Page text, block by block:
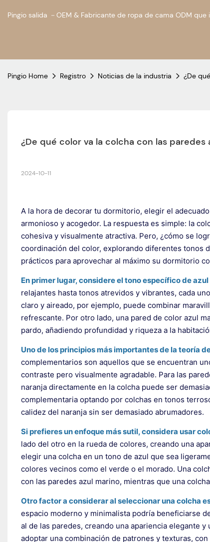
Pingio salida －OEM & Fabricante de ropa de cama ODM
Pingio Home Registro Noticias de la industria ¿De
¿De qué color va la colcha con las paredes
2024-10-11
A la hora de decorar tu dormitorio, elegir el adecuado
armonioso y acogedor. La respuesta es simple: la
cohesiva y visualmente atractiva. Pero, ¿cómo se
coordinación del color, explorando diferentes tonos
prácticos para aprovechar al máximo su dormitorio
En primer lugar, considere el tono específico de
relajantes hasta tonos atrevidos y vibrantes, cada
claro y aireado, por ejemplo, puede combinar
refrescante. Por otro lado, una pared de color azul
pardo, añadiendo profundidad y riqueza a la
Uno de los principios más importantes de la teoría
complementarios son aquellos que se encuentran
contraste pero visualmente agradable. Para las
naranja directamente en la colcha puede ser
complementaria optando por colchas en tonos
calidez del naranja sin ser demasiado abrumadores.
Si prefieres un enfoque más sutil, considera usar
lado del otro en la rueda de colores, creando una
elegir una colcha en un tono de azul que sea
colores vecinos como el verde o el morado. Una
con las paredes azul marino, mientras que una
Otro factor a considerar al seleccionar una colcha
espacio moderno y minimalista podría beneficiarse
al de las paredes, creando una apariencia elegante
adoptar una combinación de patrones y texturas,